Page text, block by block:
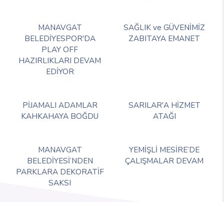
MANAVGAT
BELEDİYESPOR'DA
PLAY OFF
HAZIRLIKLARI DEVAM
EDİYOR
SAĞLIK ve GÜVENİMİZ
ZABITAYA EMANET
PİJAMALI ADAMLAR
KAHKAHAYA BOĞDU
SARILAR'A HİZMET
ATAĞI
MANAVGAT
BELEDİYESİ’NDEN
PARKLARA DEKORATİF
SAKSI
YEMİŞLİ MESİRE’DE
ÇALIŞMALAR DEVAM